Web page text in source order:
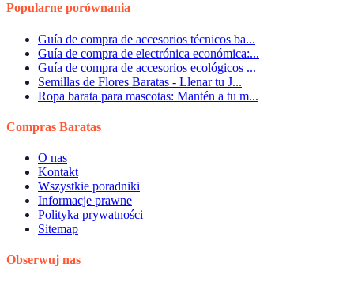
Popularne porównania
Guía de compra de accesorios técnicos ba...
Guía de compra de electrónica económica:...
Guía de compra de accesorios ecológicos ...
Semillas de Flores Baratas - Llenar tu J...
Ropa barata para mascotas: Mantén a tu m...
Compras Baratas
O nas
Kontakt
Wszystkie poradniki
Informacje prawne
Polityka prywatności
Sitemap
Obserwuj nas